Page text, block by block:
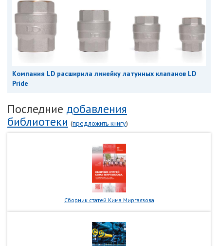
Компания LD расширила линейку латунных клапанов LD
Pride
Последние добавления
библиотеки (предложить книгу)
Сборник статей Кима Миргаязова